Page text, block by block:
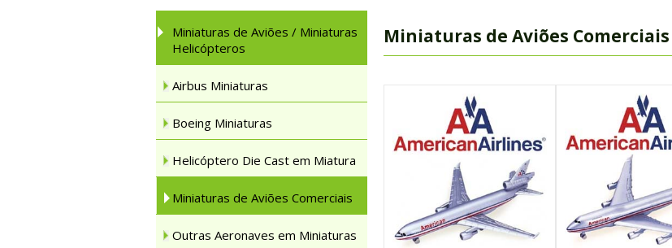
Miniaturas de Aviões / Miniaturas
Helicópteros
Airbus Miniaturas
Boeing Miniaturas
Helicóptero Die Cast em Miatura
Miniaturas de Aviões Comerciais
Outras Aeronaves em Miniaturas
Miniaturas de Aviões Comerciais